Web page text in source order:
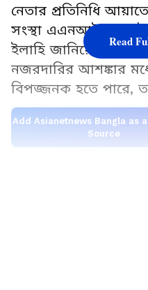
নেতার প্রতিনিধি
সংস্থা এএনআই-কে এই
ইলাহি জানিয়েছেন,
নজরদারির আশঙ্কার
বিপজ্জনক হতে পারে,
Add Asianetnews Bangla as
Source
Read